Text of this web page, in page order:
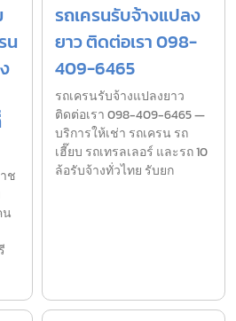
น
ช
น
รถเครนรับจ้างแปลง
ยาว ติดต่อเรา 098-
409-6465
รถเครนรับจ้างแปลงยาว
ติดต่อเรา 098-409-6465 —
บริการให้เช่า รถเครน รถ
เฮี๊ยบ รถเทรลเลอร์ และรถ 10
ล้อรับจ้างทั่วไทย รับยก